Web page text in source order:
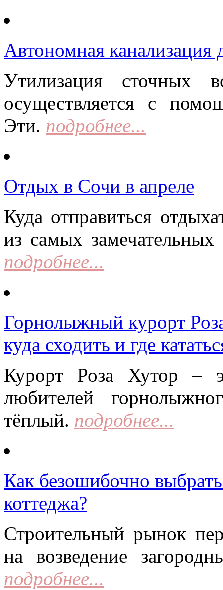
Автономная канализация
Утилизация сточных
осуществляется с
Эти. подробнее...
Отдых в Сочи в апреле
Куда отправиться
из самых замечательных
подробнее...
Горнолыжный курорт
куда сходить и где
Курорт Роза Хутор –
любителей
тёплый. подробнее...
Как безошибочно
коттеджа?
Строительный рынок
на возведение
подробнее...